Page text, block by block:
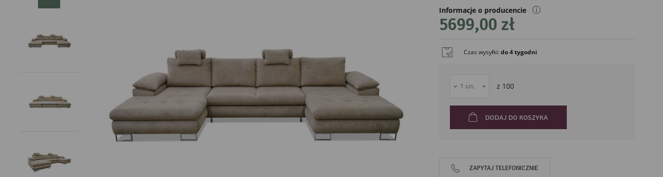
Informacje o producencie
ul. Bohaterów Września 25
63-600
Kępno
ⓘ
5699,00 zł
Czas wysyłki:do 4 tygodni
z 100
DODAJ DO KOSZYKA
ZAPYTAJ TELEFONICZNIE